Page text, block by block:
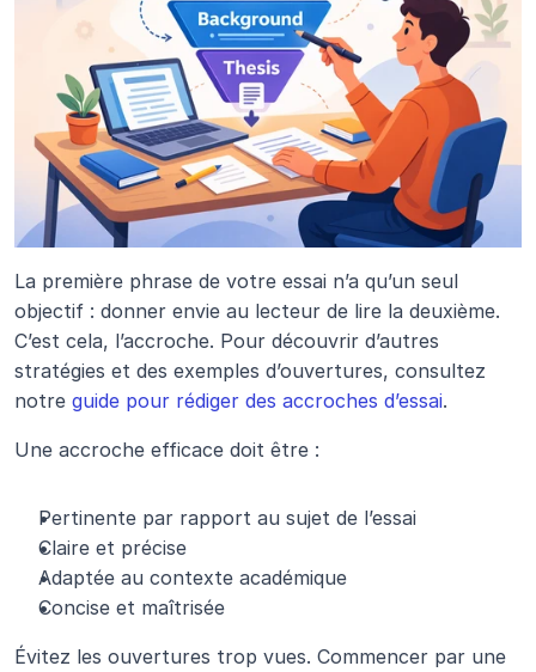
La première phrase de votre essai n’a qu’un seul
objectif : donner envie au lecteur de lire la deuxième.
C’est cela, l’accroche. Pour découvrir d’autres
stratégies et des exemples d’ouvertures, consultez
notre guide pour rédiger des accroches d’essai.
Une accroche efficace doit être :
Pertinente par rapport au sujet de l’essai
Claire et précise
Adaptée au contexte académique
Concise et maîtrisée
Évitez les ouvertures trop vues. Commencer par une